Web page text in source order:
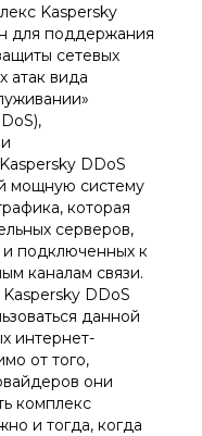
Kaspersky
для поддержания
сетевых
атак вида
DDoS
мощную систему
которая
серверов,
и подключенных к
каналам связи.
DDoS
данной
интернет-
от того,
они
комплекс
и тогда, когда